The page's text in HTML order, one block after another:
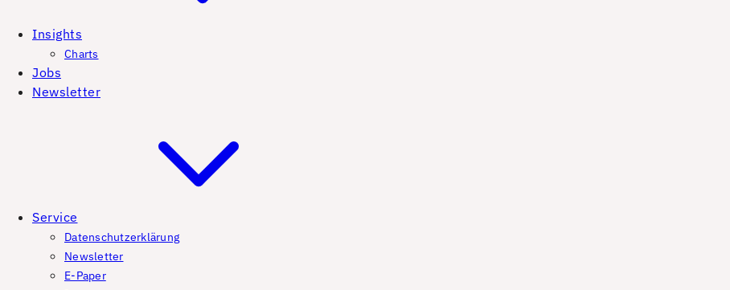
Insights
Charts
Jobs
Newsletter
Service
Datenschutzerklärung
Newsletter
E-Paper